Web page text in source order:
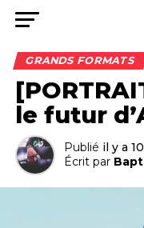
GRANDS FORMATS
le futur
Publié il y a
Écrit par